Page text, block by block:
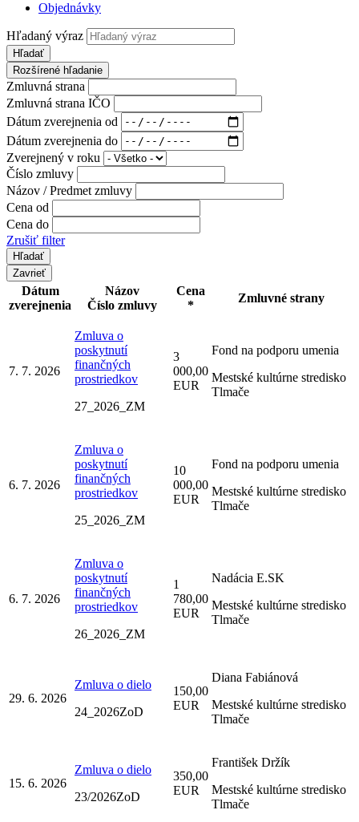
Objednávky
Hľadaný výraz
Hľadať
Rozšírené hľadanie
Zmluvná strana
Zmluvná strana IČO
Dátum zverejnenia od
Dátum zverejnenia do
Zverejnený v roku
Číslo zmluvy
Názov / Predmet zmluvy
Cena od
Cena do
Zrušiť filter
Zavrieť
Dátum
zverejnenia
Názov
Číslo zmluvy
Cena
*
Zmluvné strany
7. 7. 2026
Zmluva o
poskytnutí
finančných
prostriedkov
27_2026_ZM
3
000,00
EUR
Fond na podporu umenia
Mestské kultúrne stredisko
Tlmače
6. 7. 2026
Zmluva o
poskytnutí
finančných
prostriedkov
25_2026_ZM
10
000,00
EUR
Fond na podporu umenia
Mestské kultúrne stredisko
Tlmače
6. 7. 2026
Zmluva o
poskytnutí
finančných
prostriedkov
26_2026_ZM
1
780,00
EUR
Nadácia E.SK
Mestské kultúrne stredisko
Tlmače
29. 6. 2026
Zmluva o dielo
24_2026ZoD
150,00
EUR
Diana Fabiánová
Mestské kultúrne stredisko
Tlmače
15. 6. 2026
Zmluva o dielo
23/2026ZoD
350,00
EUR
František Držík
Mestské kultúrne stredisko
Tlmače